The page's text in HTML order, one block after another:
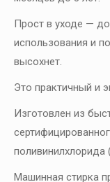
Прост в уходе —
использования и
высохнет.
Это практичный и
Изготовлен из
поливинилхлорида
Машинная стирка